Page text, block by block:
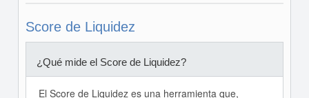
Score de Liquidez
¿Qué mide el Score de Liquidez?
El Score de Liquidez es una herramienta que,